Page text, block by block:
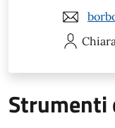
Chiara